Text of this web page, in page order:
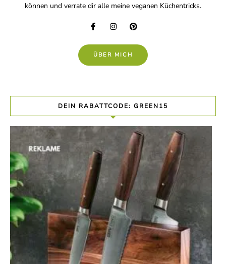
können und verrate dir alle meine veganen Küchentricks.
ÜBER MICH
DEIN RABATTCODE: GREEN15